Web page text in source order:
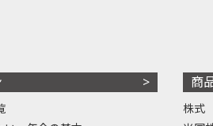
商
株式